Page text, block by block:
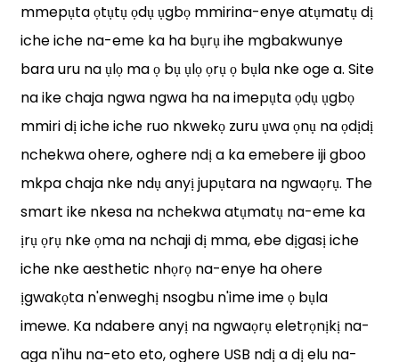
mmepụta ọtụtụ ọdụ ụgbọ mmirina-enye atụmatụ dị
iche iche na-eme ka ha bụrụ ihe mgbakwunye
bara uru na ụlọ ma ọ bụ ụlọ ọrụ ọ bụla nke oge a. Site
na ike chaja ngwa ngwa ha na imepụta ọdụ ụgbọ
mmiri dị iche iche ruo nkwekọ zuru ụwa ọnụ na ọdịdị
nchekwa ohere, oghere ndị a ka emebere iji gboo
mkpa chaja nke ndụ anyị jupụtara na ngwaọrụ. The
smart ike nkesa na nchekwa atụmatụ na-eme ka
ịrụ ọrụ nke ọma na nchaji dị mma, ebe dịgasị iche
iche nke aesthetic nhọrọ na-enye ha ohere
ịgwakọta n'enweghị nsogbu n'ime ime ọ bụla
imewe. Ka ndabere anyị na ngwaọrụ eletrọnịkị na-
aga n'ihu na-eto eto, oghere USB ndị a dị elu na-